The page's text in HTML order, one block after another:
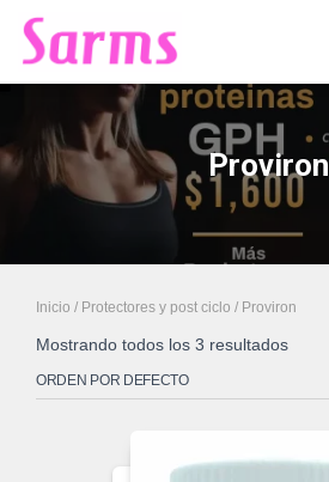
Proviron
Inicio / Protectores y post ciclo / Proviron
Mostrando todos los 3 resultados